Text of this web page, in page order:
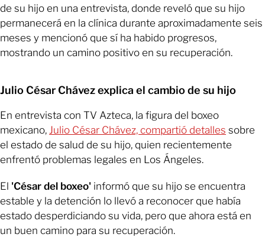
de su hijo en una entrevista, donde reveló que su hijo
permanecerá en la clínica durante aproximadamente seis
meses y mencionó que sí ha habido progresos,
mostrando un camino positivo en su recuperación.
Julio César Chávez explica el cambio de su hijo
En entrevista con TV Azteca, la figura del boxeo
mexicano, Julio César Chávez, compartió detalles sobre
el estado de salud de su hijo, quien recientemente
enfrentó problemas legales en Los Ángeles.
El 'César del boxeo' informó que su hijo se encuentra
estable y la detención lo llevó a reconocer que había
estado desperdiciando su vida, pero que ahora está en
un buen camino para su recuperación.